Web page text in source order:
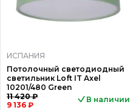
ИСПАНИЯ
Потолочный светодиодный
светильник Loft IT Axel
10201/480 Green
11 420 ₽
9 136 ₽
В наличии